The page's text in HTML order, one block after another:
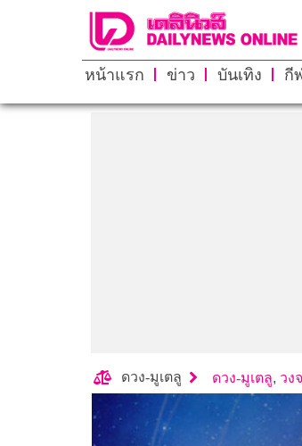
หน้าแรก ข่าว บันเทิง กี
ดวง-มูเตลู ดวง-มูเตลู, วง